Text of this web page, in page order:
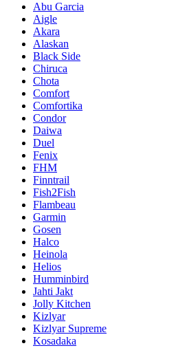
Abu Garcia
Aigle
Akara
Alaskan
Black Side
Chiruca
Chota
Comfort
Comfortika
Condor
Daiwa
Duel
Fenix
FHM
Finntrail
Fish2Fish
Flambeau
Garmin
Gosen
Halco
Heinola
Helios
Humminbird
Jahti Jakt
Jolly Kitchen
Kizlyar
Kizlyar Supreme
Kosadaka